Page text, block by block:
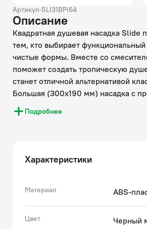
Артикул·SLI31BPi64
Описание
Квадратная душевая насадка Slide
тем, кто выбирает
чистые формы. Вместе со
поможет создать тропическую
станет отличной альтернативой
Большая (300х190 мм) насадка с
строением форсунок обеспечит
даже при минимальном давлении
• Насадка может быть установлена
встраиваемые, так и в навесные
IDDIS® арт. 001BB35i61).
надежным методом электрофореза,
аксессуар прослужит дольше во
Подробнее
Характеристики
Материал ABS-
Цвет Черный